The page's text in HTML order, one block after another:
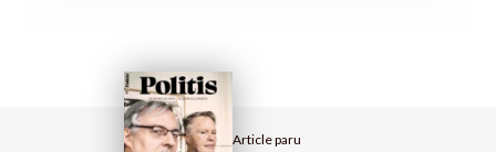
Article paru